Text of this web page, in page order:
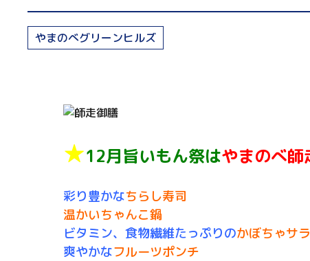
やまのべグリーンヒルズ
★12月旨いもん祭はやまのべ師
彩り豊かなちらし寿司
温かいちゃんこ鍋
ビタミン、食物繊維たっぷりのかぼちゃサ
爽やかなフルーツポンチ